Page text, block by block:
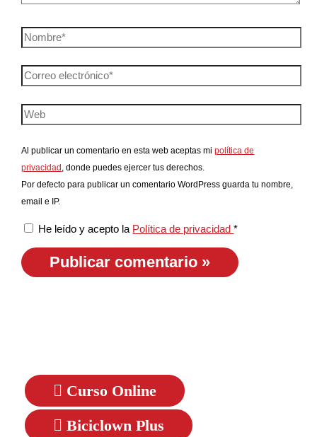
Al publicar un comentario en esta web aceptas mipolítica de
privacidad
, donde puedes ejercer tus derechos.
Por defecto para publicar un comentario WordPress guarda tu nombre,
email e IP.
He leído y acepto la Política de privacidad*
Curso Online
Biciclown Plus